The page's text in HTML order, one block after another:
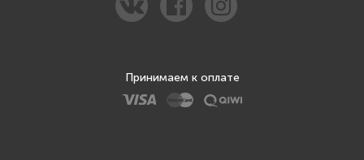
Принимаем к оплате